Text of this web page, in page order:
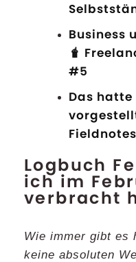
Business
🧋
#5
Das
Logbuch
ich im
verbracht
Wie immer gibt es
keine absoluten